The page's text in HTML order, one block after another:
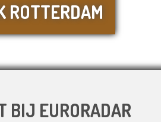
ROTTERDAM
BIJ EURORADAR